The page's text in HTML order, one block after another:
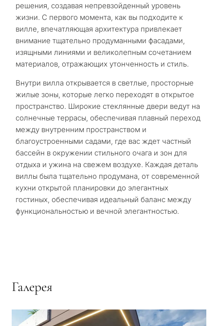
решения, создавая непревзойденный уровень
жизни. С первого момента, как вы подходите к
вилле, впечатляющая архитектура привлекает
внимание тщательно продуманными фасадами,
изящными линиями и великолепным сочетанием
материалов, отражающих утонченность и стиль.
Внутри вилла открывается в светлые, просторные
жилые зоны, которые легко переходят в открытое
пространство. Широкие стеклянные двери ведут на
солнечные террасы, обеспечивая плавный переход
между внутренним пространством и
благоустроенными садами, где вас ждет частный
бассейн в окружении стильного очага и зон для
отдыха и ужина на свежем воздухе. Каждая деталь
виллы была тщательно продумана, от современной
кухни открытой планировки до элегантных
гостиных, обеспечивая идеальный баланс между
функциональностью и вечной элегантностью.
Галерея